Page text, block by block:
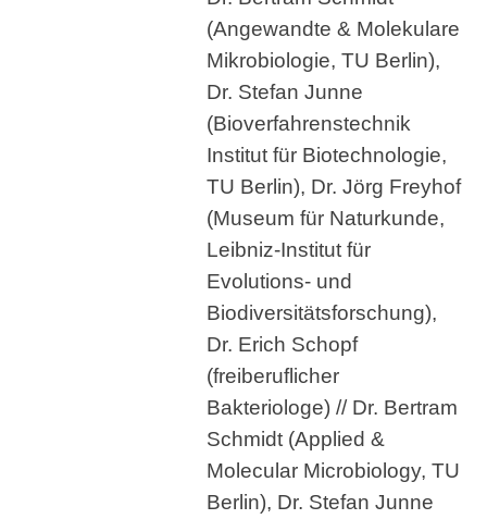
(Angewandte & Molekulare
Mikrobiologie, TU Berlin),
Dr. Stefan Junne
(Bioverfahrenstechnik
Institut für Biotechnologie,
TU Berlin), Dr. Jörg Freyhof
(Museum für Naturkunde,
Leibniz-Institut für
Evolutions- und
Biodiversitätsforschung),
Dr. Erich Schopf
(freiberuflicher
Bakteriologe) // Dr. Bertram
Schmidt (Applied &
Molecular Microbiology, TU
Berlin), Dr. Stefan Junne